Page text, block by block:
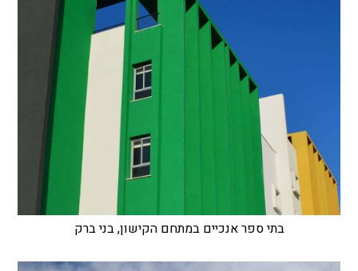
בתי ספר אנכיים במתחם הקישון, בני ברק